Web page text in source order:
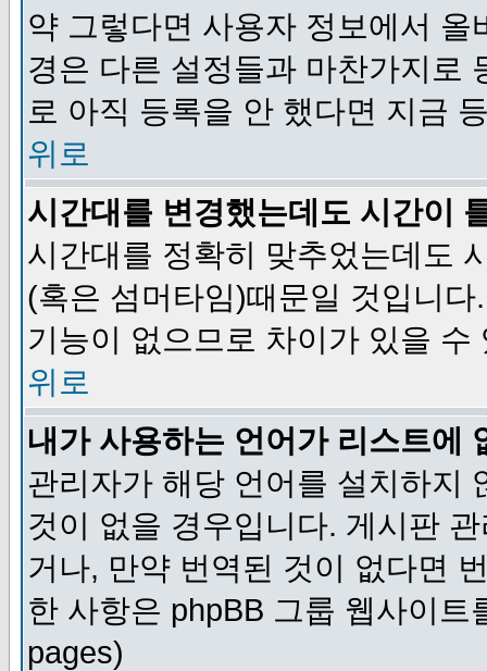
약 그렇다면 사용자 정보에서
경은 다른 설정들과 마찬가지로
로 아직 등록을 안 했다면 지금
위로
시간대를 변경했는데도 시간이
시간대를 정확히 맞추었는데도
(혹은 섬머타임)때문일 것입니
기능이 없으므로 차이가 있을 수
위로
내가 사용하는 언어가 리스트에
관리자가 해당 언어를 설치하지
것이 없을 경우입니다. 게시판
거나, 만약 번역된 것이 없다면
한 사항은 phpBB 그룹 웹사이
pages)